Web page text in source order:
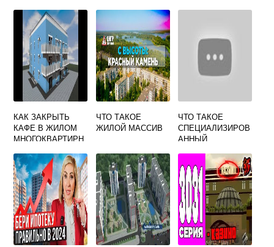
КАК ЗАКРЫТЬ
КАФЕ В ЖИЛОМ
МНОГОКВАРТИРН
ЧТО ТАКОЕ
ЖИЛОЙ МАССИВ
ЧТО ТАКОЕ
СПЕЦИАЛИЗИРОВ
АННЫЙ